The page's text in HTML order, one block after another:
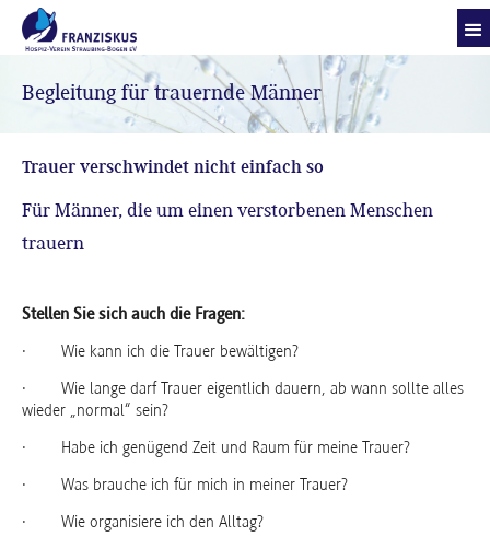
Begleitung für trauernde Männer
Trauer verschwindet nicht einfach so
Für Männer, die um einen verstorbenen Menschen
trauern
Stellen Sie sich auch die Fragen:
· Wie kann ich die Trauer bewältigen?
· Wie lange darf Trauer eigentlich dauern, ab wann sollte alles
wieder „normal“ sein?
· Habe ich genügend Zeit und Raum für meine Trauer?
· Was brauche ich für mich in meiner Trauer?
· Wie organisiere ich den Alltag?